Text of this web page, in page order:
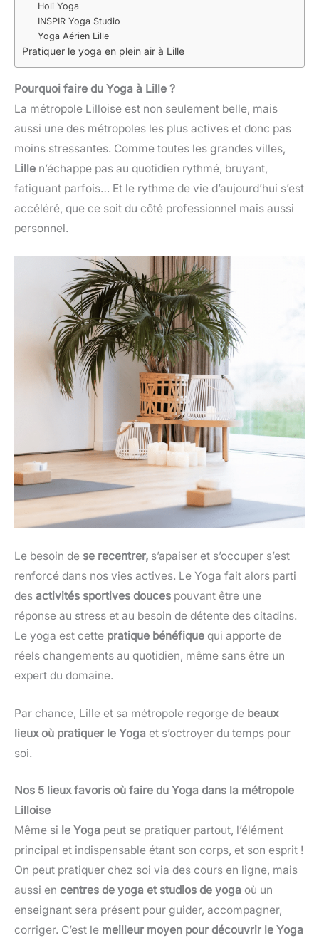
Holi Yoga
INSPIR Yoga Studio
Yoga Aérien Lille
Pratiquer le yoga en plein air à Lille
Pourquoi faire du Yoga à Lille ?
La métropole Lilloise est non seulement belle, mais
aussi une des métropoles les plus actives et donc pas
moins stressantes. Comme toutes les grandes villes,
Lille n’échappe pas au quotidien rythmé, bruyant,
fatiguant parfois… Et le rythme de vie d’aujourd’hui s’est
accéléré, que ce soit du côté professionnel mais aussi
personnel.
Le besoin de se recentrer, s’apaiser et s’occuper s’est
renforcé dans nos vies actives. Le Yoga fait alors parti
des activités sportives douces pouvant être une
réponse au stress et au besoin de détente des citadins.
Le yoga est cette pratique bénéfique qui apporte de
réels changements au quotidien, même sans être un
expert du domaine.
Par chance, Lille et sa métropole regorge de beaux
lieux où pratiquer le Yoga et s’octroyer du temps pour
soi.
Nos 5 lieux favoris où faire du Yoga dans la métropole
Lilloise
Même si le Yoga peut se pratiquer partout, l’élément
principal et indispensable étant son corps, et son esprit !
On peut pratiquer chez soi via des cours en ligne, mais
aussi en centres de yoga et studios de yoga où un
enseignant sera présent pour guider, accompagner,
corriger. C’est le meilleur moyen pour découvrir le Yoga